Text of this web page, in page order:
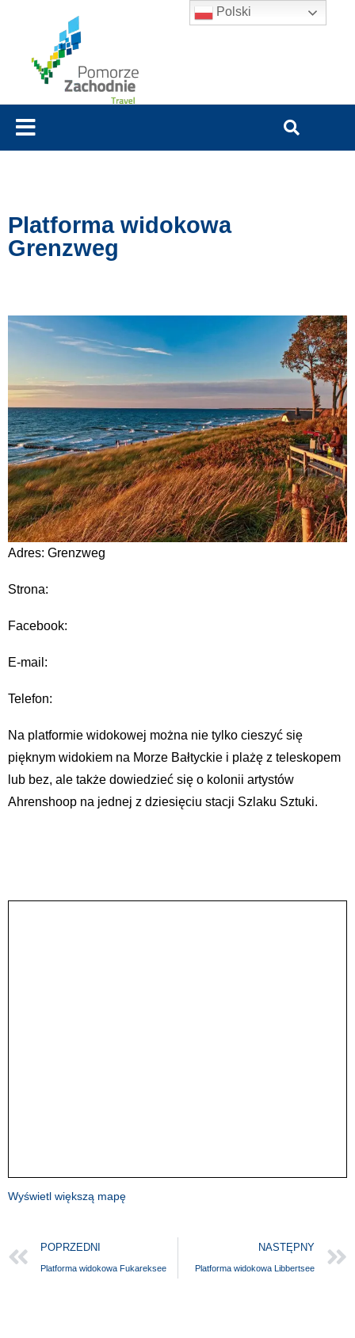
Platforma widokowa
Grenzweg
Adres: Grenzweg
Strona:
Facebook:
E-mail:
Telefon:
Na platformie widokowej można nie tylko cieszyć się
pięknym widokiem na Morze Bałtyckie i plażę z teleskopem
lub bez, ale także dowiedzieć się o kolonii artystów
Ahrenshoop na jednej z dziesięciu stacji Szlaku Sztuki.
Wyświetl większą mapę
POPRZEDNI
Platforma widokowa Fukareksee
NASTĘPNY
Platforma widokowa Libbertsee
Polski